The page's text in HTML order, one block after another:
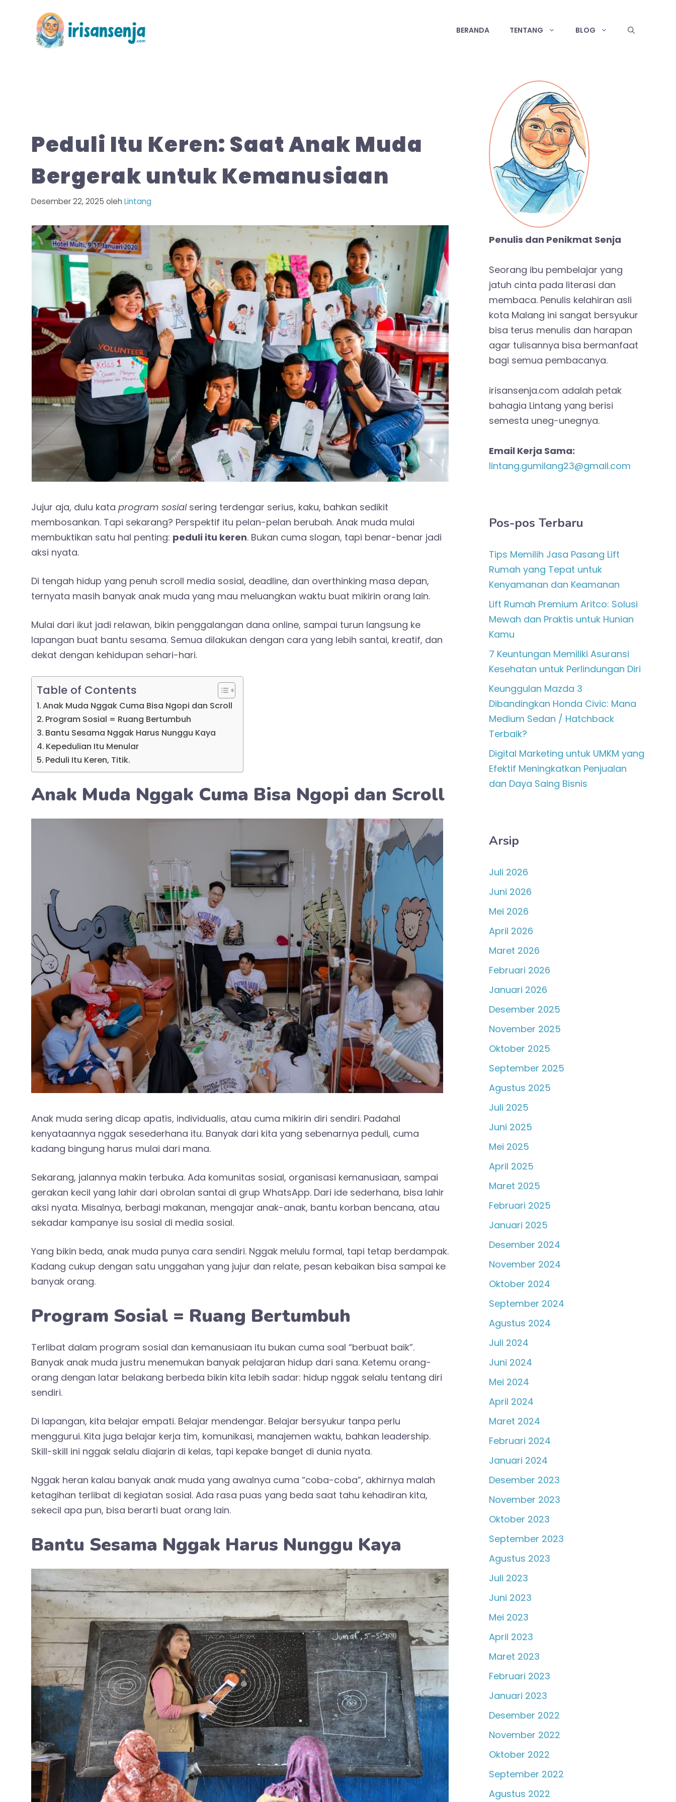
BERANDA TENTANG BLOG
Peduli Itu Keren: Saat Anak Muda
Bergerak untuk Kemanusiaan
Desember 22, 2025 oleh Lintang
Jujur aja, dulu kata program sosialsering terdengar serius, kaku, bahkan sedikit
membosankan. Tapi sekarang? Perspektif itu pelan-pelan berubah. Anak muda mulai
membuktikan satu hal penting: peduli itu keren. Bukan cuma slogan, tapi benar-benar jadi
aksi nyata.
Di tengah hidup yang penuh scroll media sosial, deadline, dan overthinking masa depan,
ternyata masih banyak anak muda yang mau meluangkan waktu buat mikirin orang lain.
Mulai dari ikut jadi relawan, bikin penggalangan dana online, sampai turun langsung ke
lapangan buat bantu sesama. Semua dilakukan dengan cara yang lebih santai, kreatif, dan
dekat dengan kehidupan sehari-hari.
Table of Contents
Anak Muda Nggak Cuma Bisa Ngopi dan Scroll
Program Sosial = Ruang Bertumbuh
Bantu Sesama Nggak Harus Nunggu Kaya
Kepedulian Itu Menular
Peduli Itu Keren, Titik.
Anak Muda Nggak Cuma Bisa Ngopi dan Scroll
Anak muda sering dicap apatis, individualis, atau cuma mikirin diri sendiri. Padahal
kenyataannya nggak sesederhana itu. Banyak dari kita yang sebenarnya peduli, cuma
kadang bingung harus mulai dari mana.
Sekarang, jalannya makin terbuka. Ada komunitas sosial, organisasi kemanusiaan, sampai
gerakan kecil yang lahir dari obrolan santai di grup WhatsApp. Dari ide sederhana, bisa lahir
aksi nyata. Misalnya, berbagi makanan, mengajar anak-anak, bantu korban bencana, atau
sekadar kampanye isu sosial di media sosial.
Yang bikin beda, anak muda punya cara sendiri. Nggak melulu formal, tapi tetap berdampak.
Kadang cukup dengan satu unggahan yang jujur dan relate, pesan kebaikan bisa sampai ke
banyak orang.
Program Sosial = Ruang Bertumbuh
Terlibat dalam program sosial dan kemanusiaan itu bukan cuma soal “berbuat baik”.
Banyak anak muda justru menemukan banyak pelajaran hidup dari sana. Ketemu orang-
orang dengan latar belakang berbeda bikin kita lebih sadar: hidup nggak selalu tentang diri
sendiri.
Di lapangan, kita belajar empati. Belajar mendengar. Belajar bersyukur tanpa perlu
menggurui. Kita juga belajar kerja tim, komunikasi, manajemen waktu, bahkan leadership.
Skill-skill ini nggak selalu diajarin di kelas, tapi kepake banget di dunia nyata.
Nggak heran kalau banyak anak muda yang awalnya cuma “coba-coba”, akhirnya malah
ketagihan terlibat di kegiatan sosial. Ada rasa puas yang beda saat tahu kehadiran kita,
sekecil apa pun, bisa berarti buat orang lain.
Bantu Sesama Nggak Harus Nunggu Kaya
Penulis dan Penikmat Senja
Seorang ibu pembelajar yang
jatuh cinta pada literasi dan
membaca. Penulis kelahiran asli
kota Malang ini sangat bersyukur
bisa terus menulis dan harapan
agar tulisannya bisa bermanfaat
bagi semua pembacanya.
irisansenja.com adalah petak
bahagia Lintang yang berisi
semesta uneg-unegnya.
Email Kerja Sama:
lintang.gumilang23@gmail.com
Pos-pos Terbaru
Tips Memilih Jasa Pasang Lift
Rumah yang Tepat untuk
Kenyamanan dan Keamanan
Lift Rumah Premium Aritco: Solusi
Mewah dan Praktis untuk Hunian
Kamu
7 Keuntungan Memiliki Asuransi
Kesehatan untuk Perlindungan Diri
Keunggulan Mazda 3
Dibandingkan Honda Civic: Mana
Medium Sedan / Hatchback
Terbaik?
Digital Marketing untuk UMKM yang
Efektif Meningkatkan Penjualan
dan Daya Saing Bisnis
Arsip
Juli 2026
Juni 2026
Mei 2026
April 2026
Maret 2026
Februari 2026
Januari 2026
Desember 2025
November 2025
Oktober 2025
September 2025
Agustus 2025
Juli 2025
Juni 2025
Mei 2025
April 2025
Maret 2025
Februari 2025
Januari 2025
Desember 2024
November 2024
Oktober 2024
September 2024
Agustus 2024
Juli 2024
Juni 2024
Mei 2024
April 2024
Maret 2024
Februari 2024
Januari 2024
Desember 2023
November 2023
Oktober 2023
September 2023
Agustus 2023
Juli 2023
Juni 2023
Mei 2023
April 2023
Maret 2023
Februari 2023
Januari 2023
Desember 2022
November 2022
Oktober 2022
September 2022
Agustus 2022